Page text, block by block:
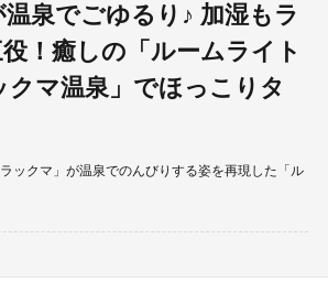
泉でごゆるり♪ 加湿もラ
！癒しの「ルームライト
クマ温泉」でほっこりタ
ックマ」が温泉でのんびりする姿を再現した「ル